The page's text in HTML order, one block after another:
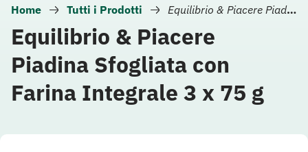
Home Tutti i Prodotti Equilibrio & Piacere Piadina Sfogliata con Farina Integrale 3 x 75 g
Equilibrio & Piacere
Piadina Sfogliata con
Farina Integrale 3 x 75 g